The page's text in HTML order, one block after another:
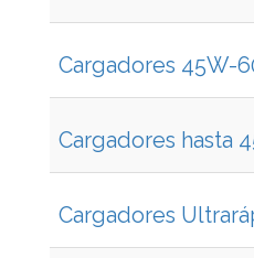
Cargadores 45W-
Cargadores hasta
Cargadores